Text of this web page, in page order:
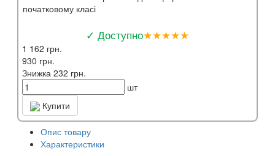
✓ Доступно★★★★★
1 162 грн.
930 грн.
Знижка 232 грн.
шт
Купити
Опис товару
Характеристики